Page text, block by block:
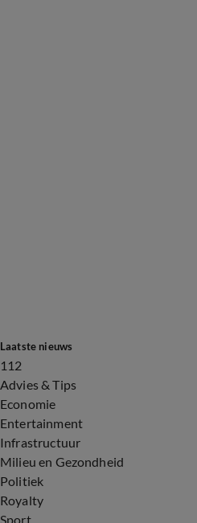
Laatste nieuws
112
Advies & Tips
Economie
Entertainment
Infrastructuur
Milieu en Gezondheid
Politiek
Royalty
Sport